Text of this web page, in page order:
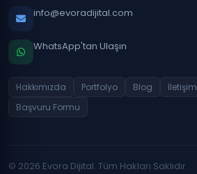
info@evoradijital.com
WhatsApp'tan Ulaşın
Hakkımızda Portfolyo Blog İletişim
Başvuru Formu
© 2026 Evora Dijital. Tüm Hakları Saklıdır.